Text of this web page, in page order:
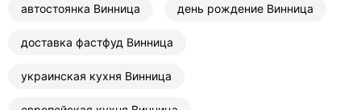
автостоянка Винница день рождение Винница
доставка фастфуд Винница
украинская кухня Винница